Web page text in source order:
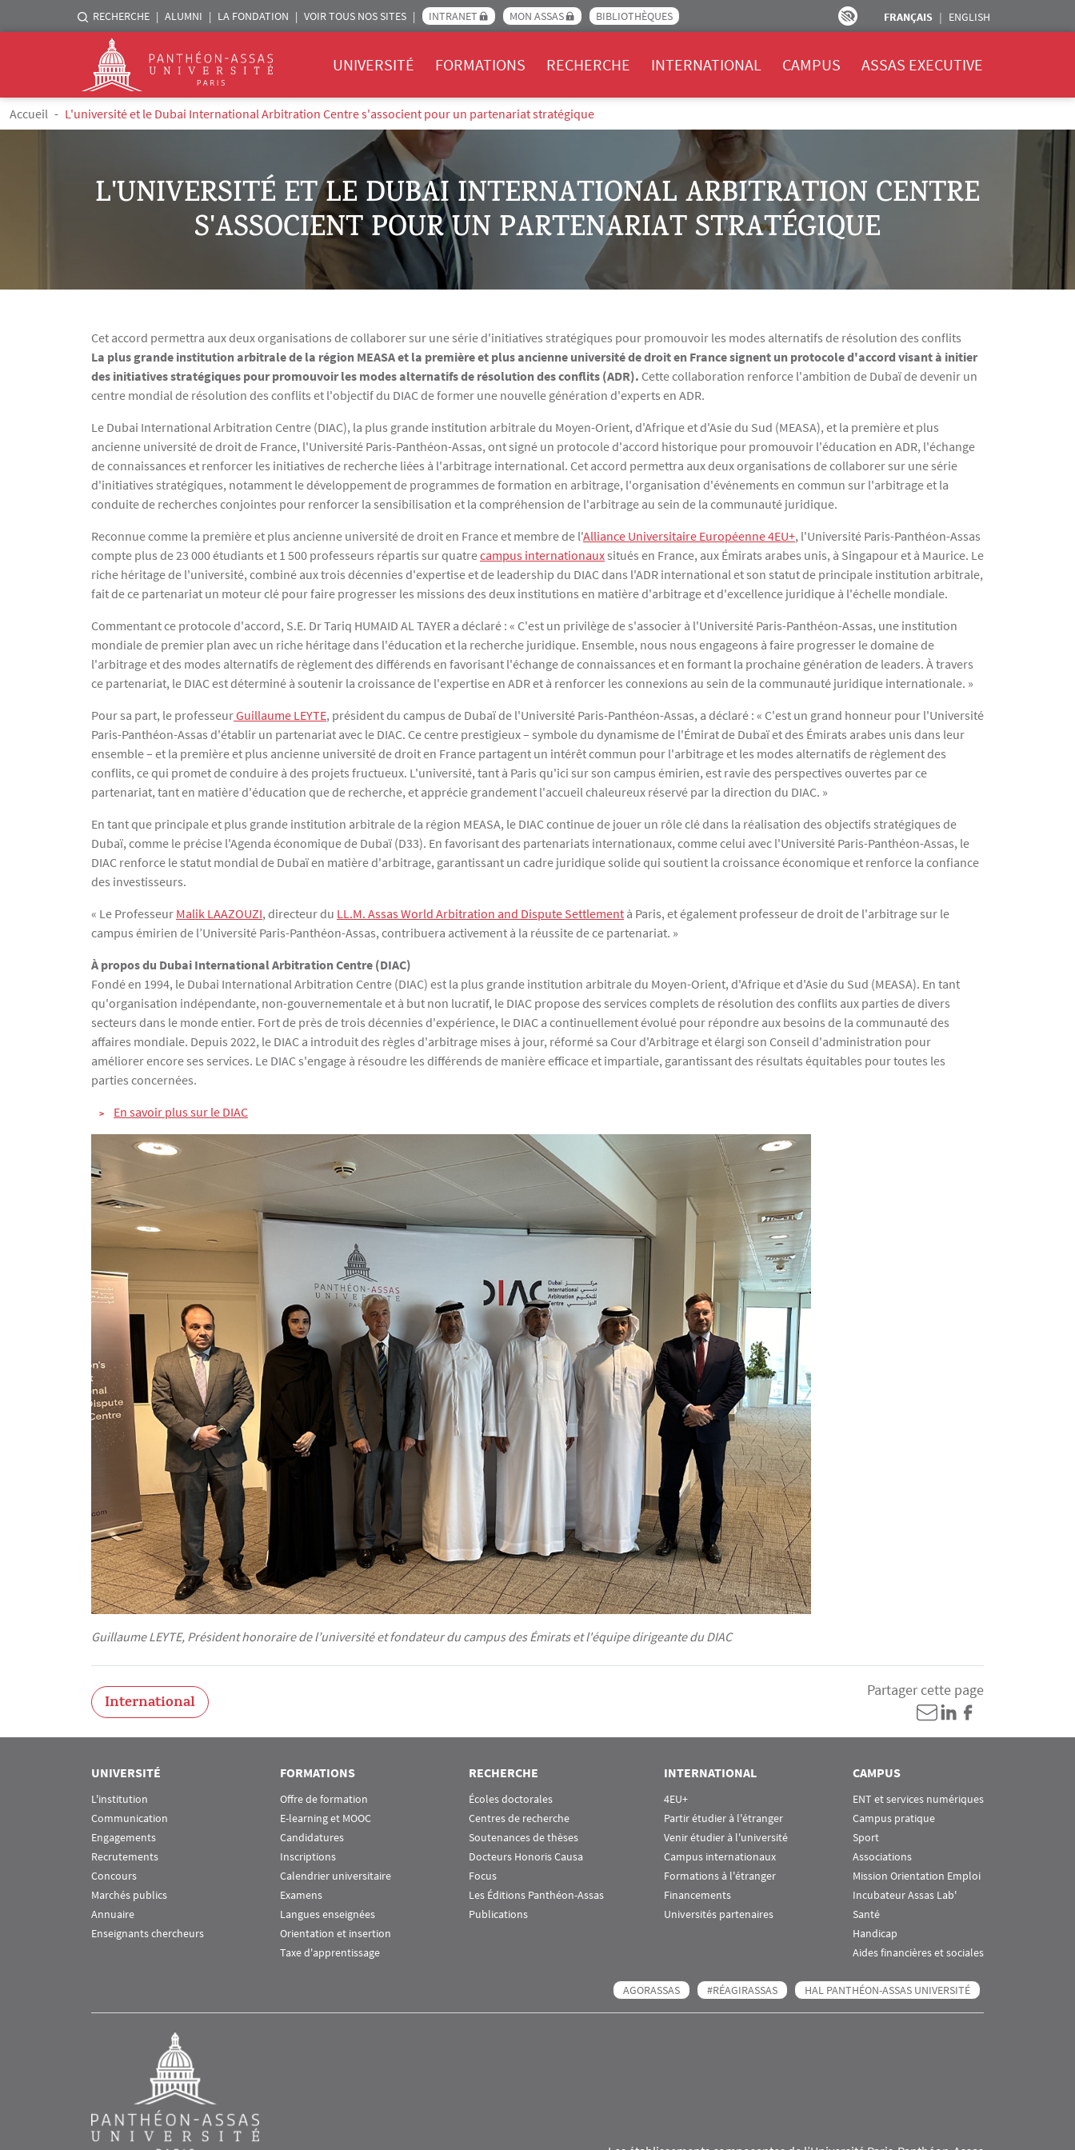
Aller au contenu principal
Menu liste sites Assas
RECHERCHE ALUMNI LA FONDATION VOIR TOUS NOS SITES INTRANET MON ASSAS BIBLIOTHÈQUES FRANÇAIS ENGLISH
Logo
UNIVERSITÉ FORMATIONS RECHERCHE INTERNATIONAL CAMPUS ASSAS EXECUTIVE
Fil d'Ariane
Accueil L'université et le Dubai International Arbitration Centre s'associent pour un partenariat stratégique
L'UNIVERSITÉ ET LE DUBAI INTERNATIONAL ARBITRATION CENTRE
S'ASSOCIENT POUR UN PARTENARIAT STRATÉGIQUE
Cet accord permettra aux deux organisations de collaborer sur une série d'initiatives stratégiques pour promouvoir les modes alternatifs de résolution des conflits
Texte
La plus grande institution arbitrale de la région MEASA et la première et plus ancienne université de droit en France signent un protocole d'accord visant à initier
des initiatives stratégiques pour promouvoir les modes alternatifs de résolution des conflits (ADR). Cette collaboration renforce l'ambition de Dubaï de devenir un
centre mondial de résolution des conflits et l'objectif du DIAC de former une nouvelle génération d'experts en ADR.
Le Dubai International Arbitration Centre (DIAC), la plus grande institution arbitrale du Moyen-Orient, d'Afrique et d'Asie du Sud (MEASA), et la première et plus
ancienne université de droit de France, l'Université Paris-Panthéon-Assas, ont signé un protocole d'accord historique pour promouvoir l'éducation en ADR, l'échange
de connaissances et renforcer les initiatives de recherche liées à l'arbitrage international. Cet accord permettra aux deux organisations de collaborer sur une série
d'initiatives stratégiques, notamment le développement de programmes de formation en arbitrage, l'organisation d'événements en commun sur l'arbitrage et la
conduite de recherches conjointes pour renforcer la sensibilisation et la compréhension de l'arbitrage au sein de la communauté juridique.
Reconnue comme la première et plus ancienne université de droit en France et membre de l'Alliance Universitaire Européenne 4EU+, l'Université Paris-Panthéon-Assas
compte plus de 23 000 étudiants et 1 500 professeurs répartis sur quatrecampus internationauxsitués en France, aux Émirats arabes unis, à Singapour et à Maurice. Le
riche héritage de l'université, combiné aux trois décennies d'expertise et de leadership du DIAC dans l'ADR international et son statut de principale institution arbitrale,
fait de ce partenariat un moteur clé pour faire progresser les missions des deux institutions en matière d'arbitrage et d'excellence juridique à l'échelle mondiale.
Commentant ce protocole d'accord, S.E. Dr Tariq HUMAID AL TAYER a déclaré : « C'est un privilège de s'associer à l'Université Paris-Panthéon-Assas, une institution
mondiale de premier plan avec un riche héritage dans l'éducation et la recherche juridique. Ensemble, nous nous engageons à faire progresser le domaine de
l'arbitrage et des modes alternatifs de règlement des différends en favorisant l'échange de connaissances et en formant la prochaine génération de leaders. À travers
ce partenariat, le DIAC est déterminé à soutenir la croissance de l'expertise en ADR et à renforcer les connexions au sein de la communauté juridique internationale. »
Pour sa part, le professeurGuillaume LEYTE, président du campus de Dubaï de l'Université Paris-Panthéon-Assas, a déclaré : « C'est un grand honneur pour l'Université
Paris-Panthéon-Assas d'établir un partenariat avec le DIAC. Ce centre prestigieux – symbole du dynamisme de l'Émirat de Dubaï et des Émirats arabes unis dans leur
ensemble – et la première et plus ancienne université de droit en France partagent un intérêt commun pour l'arbitrage et les modes alternatifs de règlement des
conflits, ce qui promet de conduire à des projets fructueux. L'université, tant à Paris qu'ici sur son campus émirien, est ravie des perspectives ouvertes par ce
partenariat, tant en matière d'éducation que de recherche, et apprécie grandement l'accueil chaleureux réservé par la direction du DIAC. »
En tant que principale et plus grande institution arbitrale de la région MEASA, le DIAC continue de jouer un rôle clé dans la réalisation des objectifs stratégiques de
Dubaï, comme le précise l'Agenda économique de Dubaï (D33). En favorisant des partenariats internationaux, comme celui avec l'Université Paris-Panthéon-Assas, le
DIAC renforce le statut mondial de Dubaï en matière d'arbitrage, garantissant un cadre juridique solide qui soutient la croissance économique et renforce la confiance
des investisseurs.
« Le Professeur Malik LAAZOUZI, directeur du LL.M. Assas World Arbitration and Dispute Settlement à Paris, et également professeur de droit de l'arbitrage sur le
campus émirien de l’Université Paris-Panthéon-Assas, contribuera activement à la réussite de ce partenariat. »
À propos du Dubai International Arbitration Centre (DIAC)
Fondé en 1994, le Dubai International Arbitration Centre (DIAC) est la plus grande institution arbitrale du Moyen-Orient, d'Afrique et d'Asie du Sud (MEASA). En tant
qu'organisation indépendante, non-gouvernementale et à but non lucratif, le DIAC propose des services complets de résolution des conflits aux parties de divers
secteurs dans le monde entier. Fort de près de trois décennies d'expérience, le DIAC a continuellement évolué pour répondre aux besoins de la communauté des
affaires mondiale. Depuis 2022, le DIAC a introduit des règles d'arbitrage mises à jour, réformé sa Cour d'Arbitrage et élargi son Conseil d'administration pour
améliorer encore ses services. Le DIAC s'engage à résoudre les différends de manière efficace et impartiale, garantissant des résultats équitables pour toutes les
parties concernées.
En savoir plus sur le DIAC
Guillaume LEYTE, Président honoraire de l’université et fondateur du campus des Émirats et l'équipe dirigeante du DIAC
International
Partager cette page
UNIVERSITÉ
L'institution
Communication
Engagements
Recrutements
Concours
Marchés publics
Annuaire
Enseignants chercheurs
FORMATIONS
Offre de formation
E-learning et MOOC
Candidatures
Inscriptions
Calendrier universitaire
Examens
Langues enseignées
Orientation et insertion
Taxe d'apprentissage
RECHERCHE
Écoles doctorales
Centres de recherche
Soutenances de thèses
Docteurs Honoris Causa
Focus
Les Éditions Panthéon-Assas
Publications
INTERNATIONAL
4EU+
Partir étudier à l'étranger
Venir étudier à l'université
Campus internationaux
Formations à l'étranger
Financements
Universités partenaires
CAMPUS
ENT et services numériques
Campus pratique
Sport
Associations
Mission Orientation Emploi
Incubateur Assas Lab'
Santé
Handicap
Aides financières et sociales
AGORASSAS #RÉAGIRASSAS HAL PANTHÉON-ASSAS UNIVERSITÉ